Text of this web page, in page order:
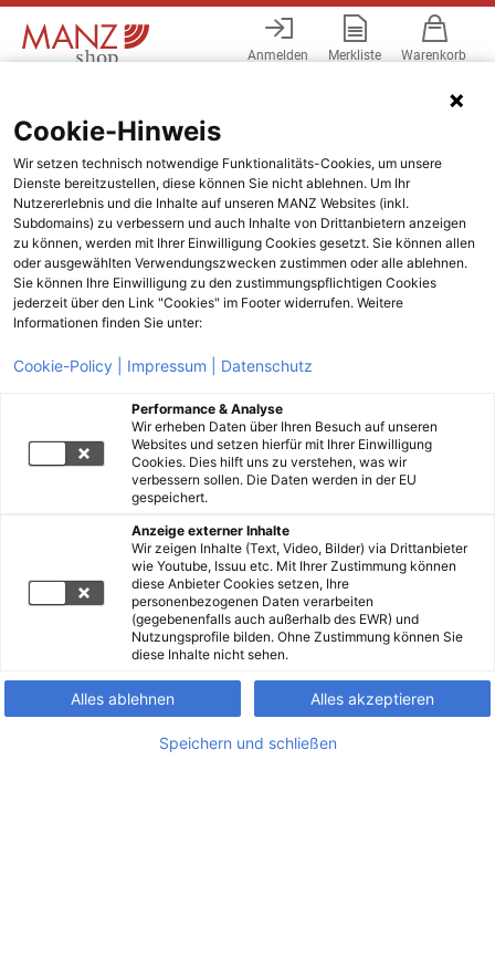
Anmelden Merkliste Warenkorb
Cookie-Hinweis
Wir setzen technisch notwendige Funktionalitäts-Cookies, um unsere
Dienste bereitzustellen, diese können Sie nicht ablehnen. Um Ihr
Nutzererlebnis und die Inhalte auf unseren MANZ Websites (inkl.
Subdomains) zu verbessern und auch Inhalte von Drittanbietern anzeigen
zu können, werden mit Ihrer Einwilligung Cookies gesetzt. Sie können allen
oder ausgewählten Verwendungszwecken zustimmen oder alle ablehnen.
Sie können Ihre Einwilligung zu den zustimmungspflichtigen Cookies
jederzeit über den Link "Cookies" im Footer widerrufen. Weitere
Informationen finden Sie unter:
Cookie-Policy | Impressum | Datenschutz
Performance & Analyse
Wir erheben Daten über Ihren Besuch auf unseren
Websites und setzen hierfür mit Ihrer Einwilligung
Cookies. Dies hilft uns zu verstehen, was wir
verbessern sollen. Die Daten werden in der EU
gespeichert.
Anzeige externer Inhalte
Wir zeigen Inhalte (Text, Video, Bilder) via Drittanbieter
wie Youtube, Issuu etc. Mit Ihrer Zustimmung können
diese Anbieter Cookies setzen, Ihre
personenbezogenen Daten verarbeiten
(gegebenenfalls auch außerhalb des EWR) und
Nutzungsprofile bilden. Ohne Zustimmung können Sie
diese Inhalte nicht sehen.
Alles ablehnen Alles akzeptieren
Speichern und schließen